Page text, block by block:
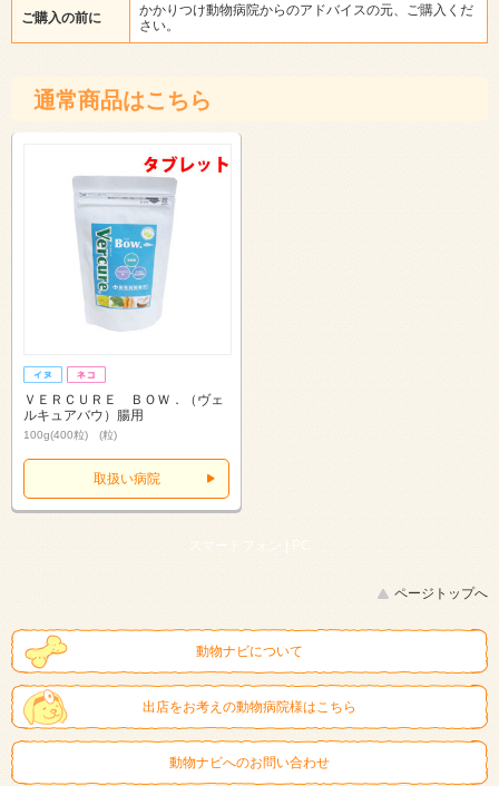
ご購入の前に
かかりつけ動物病院からのアドバイスの元、ご購入くだ
さい。
通常商品はこちら
ＶＥＲＣＵＲＥ ＢＯＷ．（ヴェ
ルキュアバウ）腸用
100g(400粒) (粒)
取扱い病院
スマートフォン | PC
ページトップへ
動物ナビについて
出店をお考えの動物病院様はこちら
動物ナビへのお問い合わせ